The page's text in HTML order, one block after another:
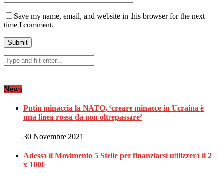
Save my name, email, and website in this browser for the next
time I comment.
News
Putin minaccia la NATO, ‘creare minacce in Ucraina è
una linea rossa da non oltrepassare’
30 Novembre 2021
Adesso il Movimento 5 Stelle per finanziarsi utilizzerà il 2
x 1000